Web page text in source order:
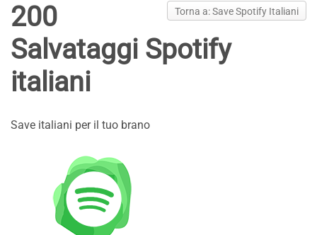
Torna a: Save Spotify Italiani
200
Salvataggi Spotify
italiani
Save italiani per il tuo brano